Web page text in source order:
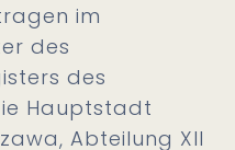
im
des
des
Hauptstadt
Abteilung XII